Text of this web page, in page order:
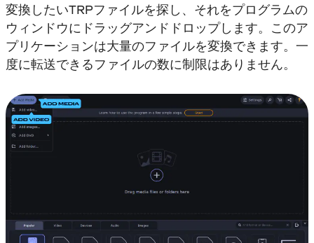
変換したいTRPファイルを探し、それをプログラムの
ウィンドウにドラッグアンドドロップします。このア
プリケーションは大量のファイルを変換できます。一
度に転送できるファイルの数に制限はありません。